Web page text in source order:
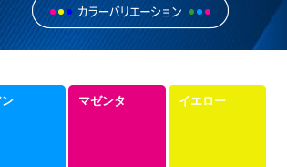
ン マゼンタ イエロー